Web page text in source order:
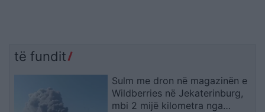
të fundit
Sulm me dron në magazinën e
Wildberries në Jekaterinburg,
mbi 2 mijë kilometra nga